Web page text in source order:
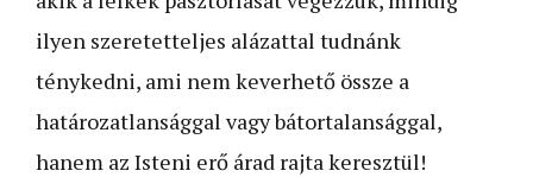
ilyen szeretetteljes alázattal tudnánk
ténykedni, ami nem keverhető össze a
határozatlansággal vagy bátortalansággal,
hanem az Isteni erő árad rajta keresztül!